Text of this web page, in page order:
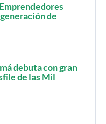
de
debuta con gran
de las Mil